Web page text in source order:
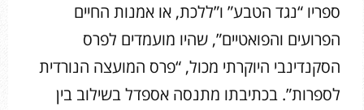
ספריו “נגד הטבע” ו”ללכת, או אמנות החיים
הפרועים והפואטיים”, שהיו מועמדים לפרס
הסקנדינבי היוקרתי מכול, “פרס המועצה הנורדית
לספרות”. בכתיבתו מתנסה אספדל בשילוב בין